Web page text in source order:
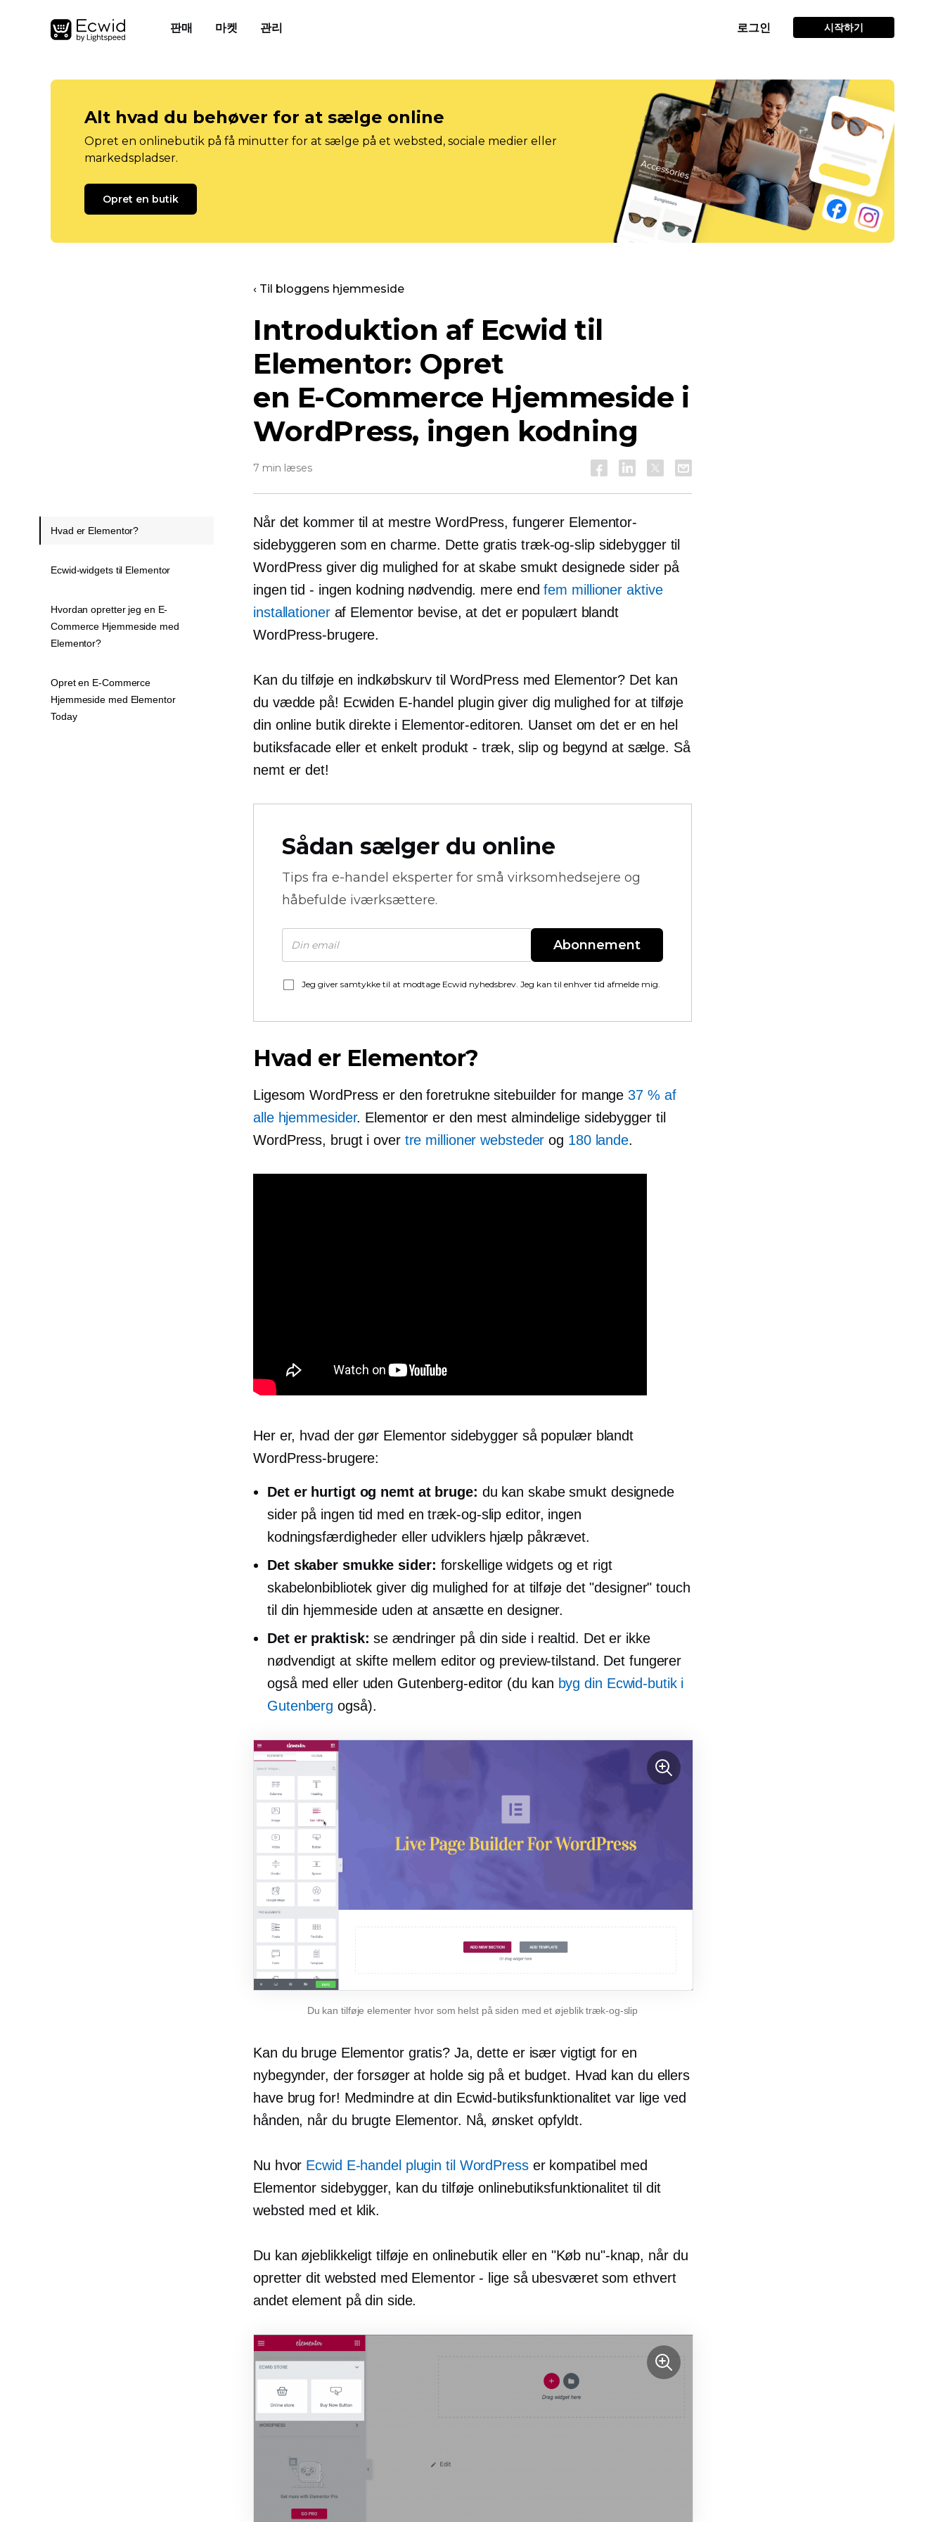
판매 마켓 관리 로그인 시작하기
Alt hvad du behøver for at sælge online
Opret en onlinebutik på få minutter for at sælge på et websted, sociale medier eller
markedspladser.
Opret en butik
‹ Til bloggens hjemmeside
Introduktion af Ecwid til
Elementor: Opret
en E-Commerce Hjemmeside i
WordPress, ingen kodning
7 min læses
Når det kommer til at mestre WordPress, fungerer Elementor-
sidebyggeren som en charme. Dette gratis træk-og-slipsidebygger til
WordPress giver dig mulighed for at skabe smukt designede sider på
ingen tid - ingen kodning nødvendig. mere endfem millioner aktive
installationeraf Elementor bevise, at det er populært blandt
WordPress-brugere.
Kan du tilføje en indkøbskurv til WordPress med Elementor? Det kan
du vædde på! Ecwiden E-handel plugin giver dig mulighed for at tilføje
din online butik direkte i Elementor-editoren. Uanset om det er en hel
butiksfacade eller et enkelt produkt - træk, slip og begynd at sælge. Så
nemt er det!
Sådan sælger du online
Tips fra e-handel eksperter for små virksomhedsejere og
håbefulde iværksættere.
Abonnement
Jeg giver samtykke til at modtage Ecwid nyhedsbrev. Jeg kan til enhver tid afmelde mig.
Hvad er Elementor?
Ligesom WordPress er den foretrukne sitebuilder for mange37 % af
alle hjemmesider. Elementor er den mest almindelige sidebygger til
WordPress, brugt i over tre millioner websteder og 180 lande.
Her er, hvad der gør Elementor sidebygger så populær blandt
WordPress-brugere:
Det er hurtigt og nemt at bruge: du kan skabe smukt designede
sider på ingen tid med entræk-og-slip editor, ingen
kodningsfærdigheder eller udviklers hjælp påkrævet.
Det skaber smukke sider: forskellige widgets og et rigt
skabelonbibliotek giver dig mulighed for at tilføje det "designer" touch
til din hjemmeside uden at ansætte en designer.
Det er praktisk: se ændringer på din side i realtid. Det er ikke
nødvendigt at skifte mellem editor og preview-tilstand. Det fungerer
også med eller uden Gutenberg-editor (du kan byg din Ecwid-butik i
Gutenberg også).
Du kan tilføje elementer hvor som helst på siden med et øjebliktræk-og-slip
Kan du bruge Elementor gratis? Ja, dette er især vigtigt for en
nybegynder, der forsøger at holde sig på et budget. Hvad kan du ellers
have brug for! Medmindre at din Ecwid-butiksfunktionalitet var lige ved
hånden, når du brugte Elementor. Nå, ønsket opfyldt.
Nu hvor Ecwid E-handel plugin til WordPresser kompatibel med
Elementor sidebygger, kan du tilføje onlinebutiksfunktionalitet til dit
websted med et klik.
Du kan øjeblikkeligt tilføje en onlinebutik eller en "Køb nu"-knap, når du
opretter dit websted med Elementor - lige så ubesværet som ethvert
andet element på din side.
Hvad er Elementor?
Ecwid-widgets til Elementor
Hvordan opretter jeg en E-
Commerce Hjemmeside med
Elementor?
Opret en E-Commerce
Hjemmeside med Elementor
Today